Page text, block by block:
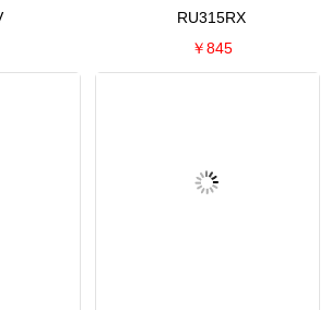
RU315RX
￥845